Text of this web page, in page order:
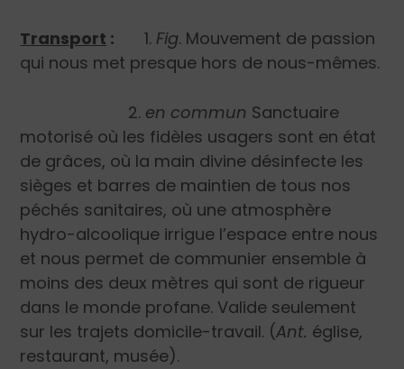
Transport : 1. Fig. Mouvement de passion
qui nous met presque hors de nous-mêmes.
2. en commun Sanctuaire
motorisé où les fidèles usagers sont en état
de grâces, où la main divine désinfecte les
sièges et barres de maintien de tous nos
péchés sanitaires, où une atmosphère
hydro-alcoolique irrigue l’espace entre nous
et nous permet de communier ensemble à
moins des deux mètres qui sont de rigueur
dans le monde profane. Valide seulement
sur les trajets domicile-travail. (Ant. église,
restaurant, musée).